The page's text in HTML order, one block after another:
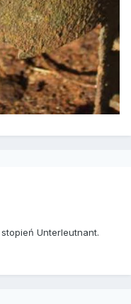
Unterleutnant.